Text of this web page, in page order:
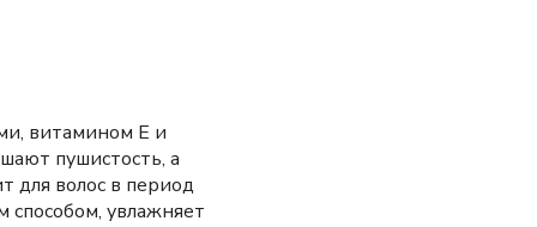
витамином Е и
пушистость, а
для волос в период
способом, увлажняет